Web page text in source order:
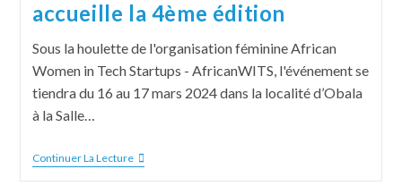
accueille la 4ème édition
Sous la houlette de l'organisation féminine African
Women in Tech Startups - AfricanWITS, l'événement se
tiendra du 16 au 17 mars 2024 dans la localité d’Obala
à la Salle…
Continuer La Lecture